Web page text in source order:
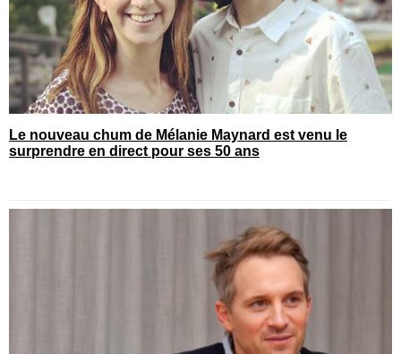
Le nouveau chum de Mélanie Maynard est venu le
surprendre en direct pour ses 50 ans